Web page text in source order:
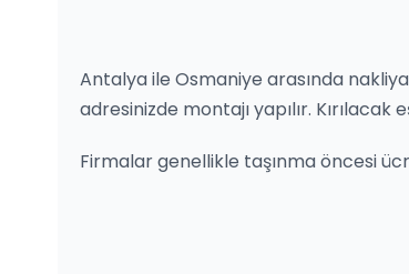
Antalya ile Osmaniye arasında
adresinizde montajı yapılır.
Firmalar genellikle taşınma öncesi